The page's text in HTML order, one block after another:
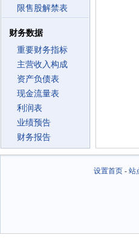
限售股解禁表
财务数据
重要财务指标
主营收入构成
资产负债表
现金流量表
利润表
业绩预告
财务报告
设置首页- 站